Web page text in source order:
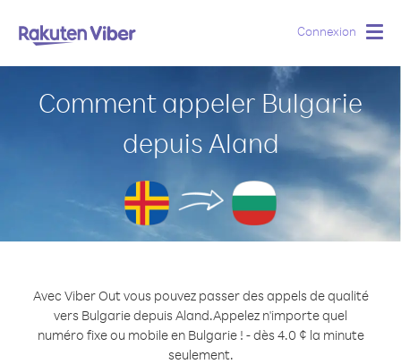
Connexion
Comment appeler Bulgarie
depuis Aland
Avec Viber Out vous pouvez passer des appels de qualité
vers Bulgarie depuis Aland.Appelez n'importe quel
numéro fixe ou mobile en Bulgarie ! - dès 4.0 ¢ la minute
seulement.